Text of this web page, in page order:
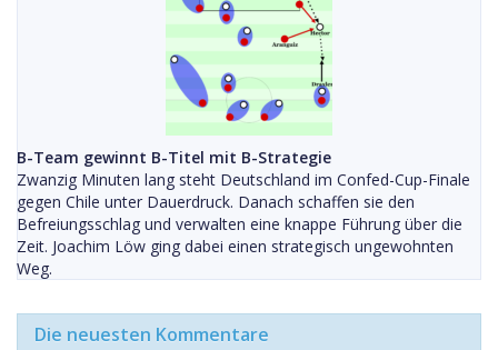
B-Team gewinnt B-Titel mit B-Strategie
Zwanzig Minuten lang steht Deutschland im Confed-Cup-Finale
gegen Chile unter Dauerdruck. Danach schaffen sie den
Befreiungsschlag und verwalten eine knappe Führung über die
Zeit. Joachim Löw ging dabei einen strategisch ungewohnten
Weg.
Die neuesten Kommentare